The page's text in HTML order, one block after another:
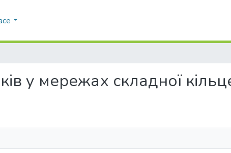
у мережах складної